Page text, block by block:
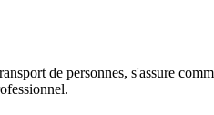
de personnes, s'assure